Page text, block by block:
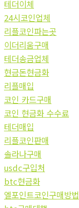
테더이체
24시코인업체
리플코인파는곳
이더리움구매
테더송금업체
현금돈현금화
리플매입
코인 카드구매
코인 현금화 수수료
테더매입
리플코인판매
솔라나구매
usdc구입처
btc현금화
엘포인트코인구매방법